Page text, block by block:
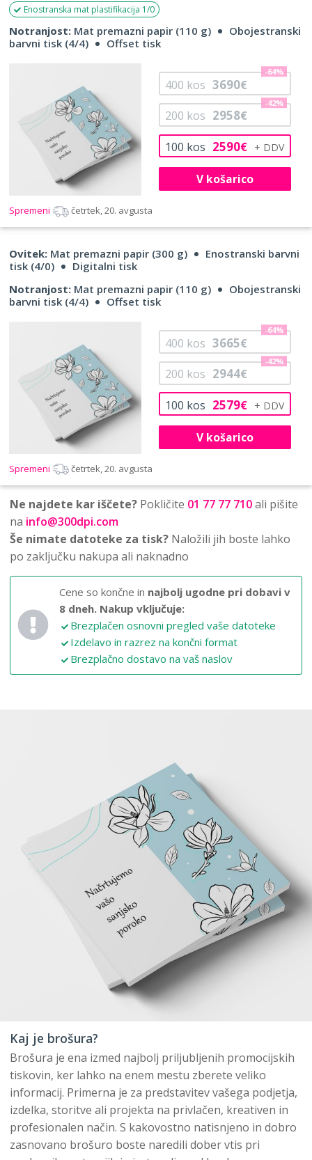
Enostranska mat plastifikacija 1/0
Notranjost: Mat premazni papir (110 g)
Obojestranski
barvni tisk (4/4)
Offset tisk
100 kos 2590€
200 kos 2958€
-42%
400 kos 3690€
-64%
V košarico
Spremeni četrtek, 20. avgusta
Ovitek: Mat premazni papir (300 g)
Enostranski barvni
tisk (4/0)
Digitalni tisk
Notranjost: Mat premazni papir (110 g)
Obojestranski
barvni tisk (4/4)
Offset tisk
100 kos 2579€
200 kos 2944€
-42%
400 kos 3665€
-64%
V košarico
Spremeni četrtek, 20. avgusta
Ne najdete kar iščete? Pokličite 01 77 77 710ali pišite
na info@300dpi.com
Še nimate datoteke za tisk? Naložili jih boste lahko
po zaključku nakupa ali naknadno
Cene so končne in najbolj ugodne pri dobavi v
8 dneh. Nakup vključuje:
Brezplačen osnovni pregled vaše datoteke
Izdelavo in razrez na končni format
Brezplačno dostavo na vaš naslov
Kaj je brošura?
Brošura je ena izmed najbolj priljubljenih promocijskih
tiskovin, ker lahko na enem mestu zberete veliko
informacij. Primerna je za predstavitev vašega podjetja,
izdelka, storitve ali projekta na privlačen, kreativen in
profesionalen način. S kakovostno natisnjeno in dobro
zasnovano brošuro boste naredili dober vtis pri